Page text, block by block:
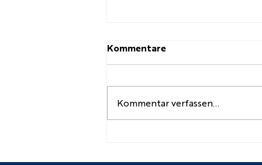
Kommentare
Kommentar verfassen...